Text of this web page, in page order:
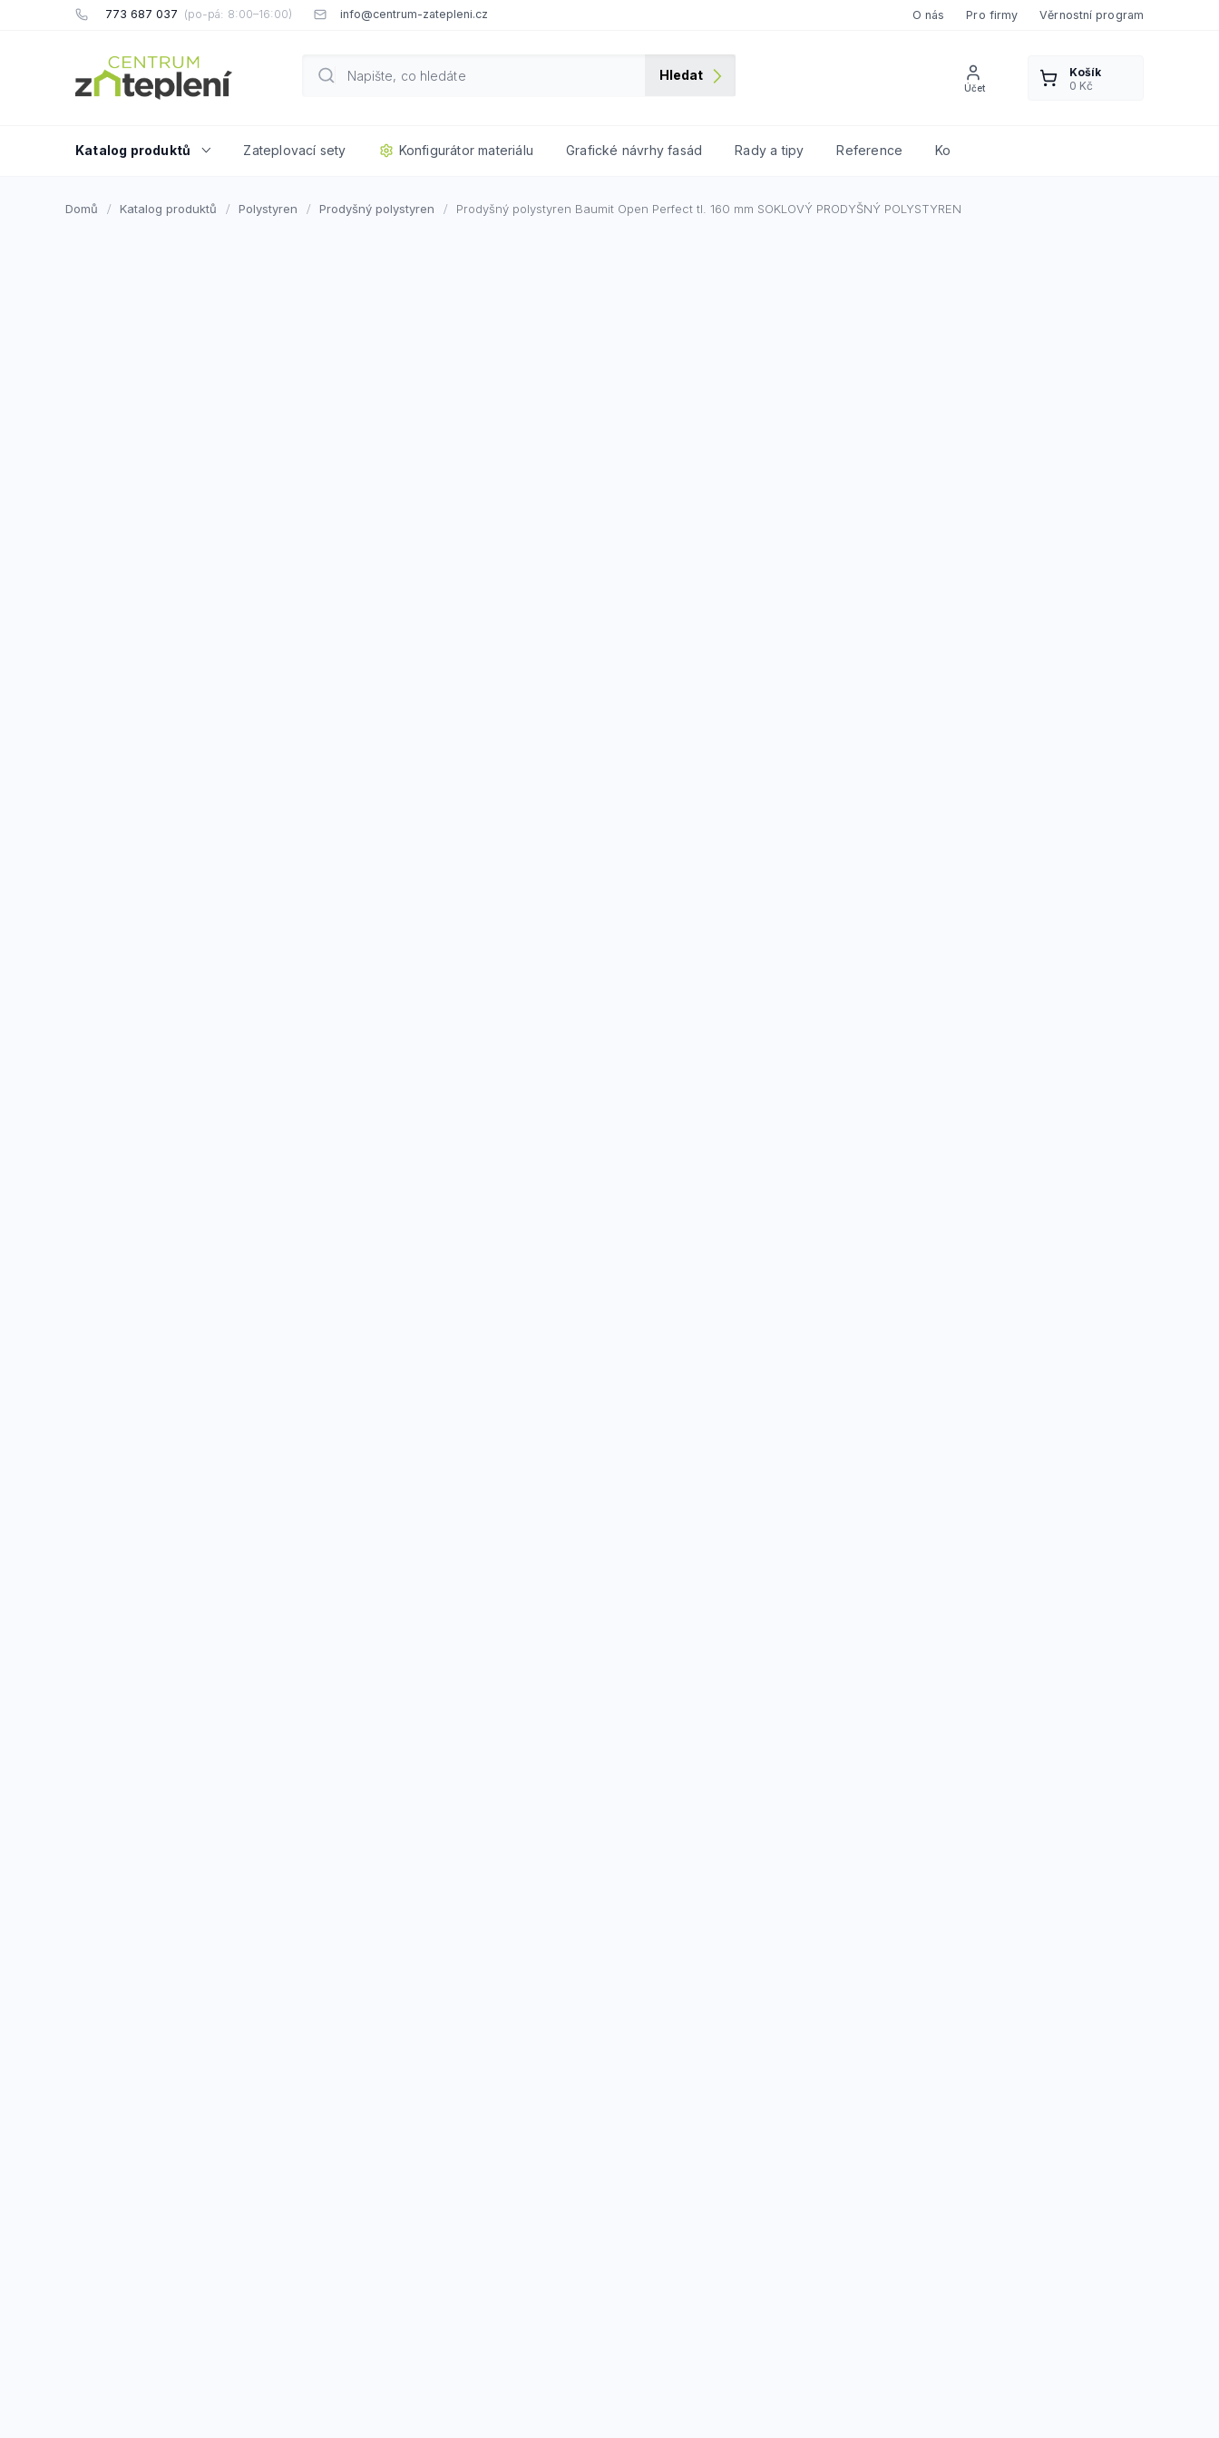
773 687 037 info@centrum-zatepleni.cz O nás Pro firmy Věrnostní program
Hledat
Katalog produktů Zateplovací sety Konfigurátor materiálu Grafické návrhy fasád Rady a tipy Reference Kontakty
Domů Katalog produktů Polystyren Prodyšný polystyren Prodyšný polystyren Baumit Open Perfect tl. 160 mm SOKLOVÝ PRODYŠNÝ POLYSTYREN